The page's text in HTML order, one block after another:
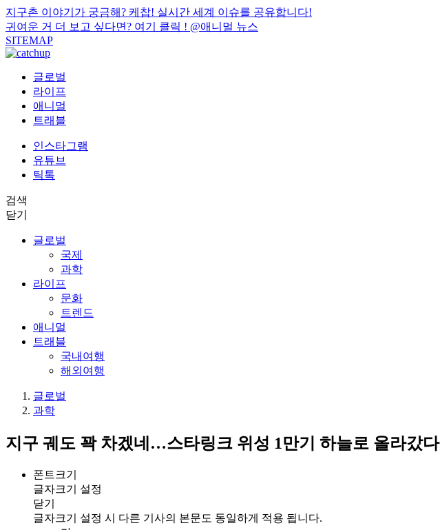
지구촌 이야기가 궁금해? 케찹! 실시간 세계 이슈를 공유합니다!
귀여운 거 더 보고 싶다면? 여기 클릭 ! @애니멀 뉴스
SITEMAP
글로벌
라이프
애니멀
트래블
인스타그램
유튜브
틱톡
검색
닫기
글로벌
국제
과학
라이프
문화
트렌드
애니멀
트래블
국내여행
해외여행
글로벌
과학
지구 궤도 꽉 차겠네…스타링크 위성 1만기 하늘로 올라갔다
폰트크기
글자크기 설정
닫기
글자크기 설정 시 다른 기사의 본문도 동일하게 적용 됩니다.